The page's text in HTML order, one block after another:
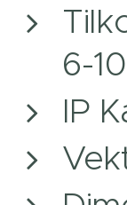
6-
IP